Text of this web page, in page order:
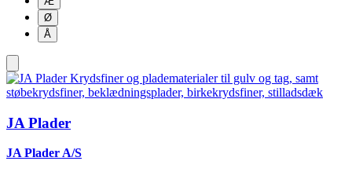
Ø
Å
JA Plader
JA Plader A/S